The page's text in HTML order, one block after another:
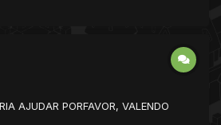
PORFAVOR, VALENDO